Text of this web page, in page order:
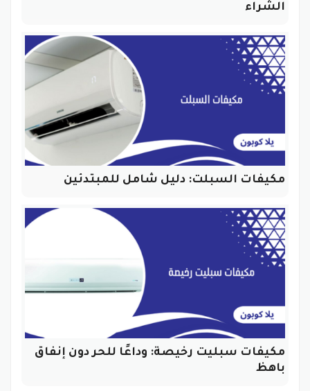
الشراء
مكيفات السبلت: دليل شامل للمبتدئين
مكيفات سبليت رخيصة: وداعًا للحر دون إنفاق
باهظ